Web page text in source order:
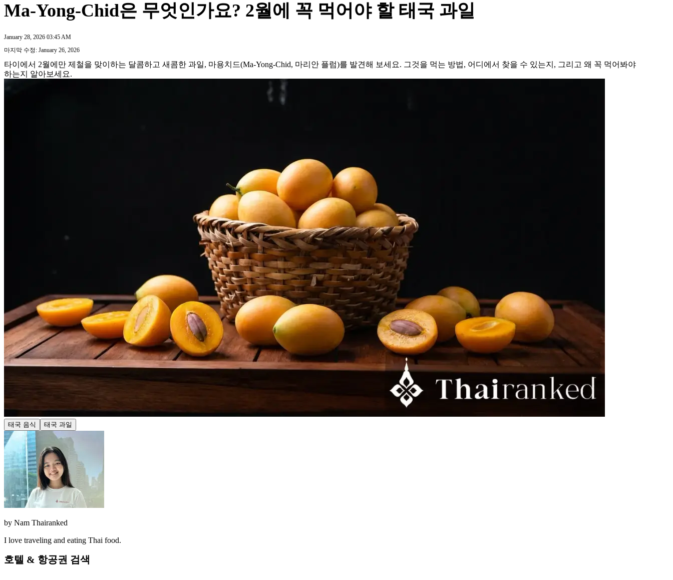
Ma-Yong-Chid은 무엇인가요? 2월에 꼭 먹어야 할 태국 과일
January 28, 2026 03:45 AM
마지막 수정: January 26, 2026
타이에서 2월에만 제철을 맞이하는 달콤하고 새콤한 과일, 마용치드(Ma-Yong-Chid, 마리안 플럼)를 발견해 보세요. 그것을 먹는 방법, 어디에서 찾을 수 있는지, 그리고 왜 꼭 먹어봐야
하는지 알아보세요.
태국 음식 태국 과일
by Nam Thairanked
I love traveling and eating Thai food.
호텔 & 항공권 검색